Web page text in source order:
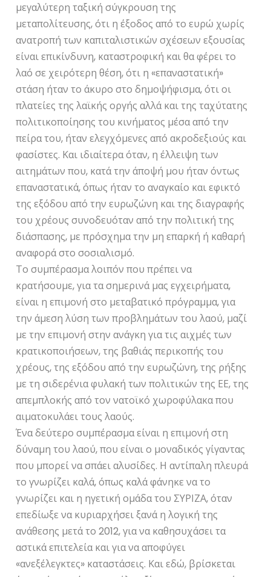
μεγαλύτερη ταξική σύγκρουση της
μεταπολίτευσης, ότι η έξοδος από το ευρώ χωρίς
ανατροπή των καπιταλιστικών σχέσεων εξουσίας
είναι επικίνδυνη, καταστροφική και θα φέρει το
λαό σε χειρότερη θέση, ότι η «επαναστατική»
στάση ήταν το άκυρο στο δημοψήφισμα, ότι οι
πλατείες της λαϊκής οργής αλλά και της ταχύτατης
πολιτικοποίησης του κινήματος μέσα από την
πείρα του, ήταν ελεγχόμενες από ακροδεξιούς και
φασίστες. Και ιδιαίτερα όταν, η έλλειψη των
αιτημάτων που, κατά την άποψή μου ήταν όντως
επαναστατικά, όπως ήταν το αναγκαίο και εφικτό
της εξόδου από την ευρωζώνη και της διαγραφής
του χρέους συνοδευόταν από την πολιτική της
διάσπασης, με πρόσχημα την μη επαρκή ή καθαρή
αναφορά στο σοσιαλισμό.
Το συμπέρασμα λοιπόν που πρέπει να
κρατήσουμε, για τα σημερινά μας εγχειρήματα,
είναι η επιμονή στο μεταβατικό πρόγραμμα, για
την άμεση λύση των προβλημάτων του λαού, μαζί
με την επιμονή στην ανάγκη για τις αιχμές των
κρατικοποιήσεων, της βαθιάς περικοπής του
χρέους, της εξόδου από την ευρωζώνη, της ρήξης
με τη σιδερένια φυλακή των πολιτικών της ΕΕ, της
απεμπλοκής από τον νατοϊκό χωροφύλακα που
αιματοκυλάει τους λαούς.
Ένα δεύτερο συμπέρασμα είναι η επιμονή στη
δύναμη του λαού, που είναι ο μοναδικός γίγαντας
που μπορεί να σπάει αλυσίδες. Η αντίπαλη πλευρά
το γνωρίζει καλά, όπως καλά φάνηκε να το
γνωρίζει και η ηγετική ομάδα του ΣΥΡΙΖΑ, όταν
επεδίωξε να κυριαρχήσει ξανά η λογική της
ανάθεσης μετά το 2012, για να καθησυχάσει τα
αστικά επιτελεία και για να αποφύγει
«ανεξέλεγκτες» καταστάσεις. Και εδώ, βρίσκεται